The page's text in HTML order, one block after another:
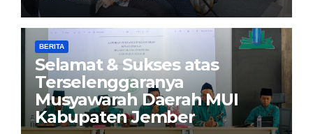
BERITA
Selamat & Sukses atas
Terselenggaranya
Musyawarah Daerah MUI
Kabupaten Jember